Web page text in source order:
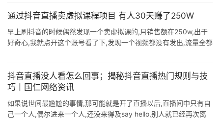
通过抖音直播卖虚拟课程项目 有人30天赚了250W
早上刷抖音的时候偶然发现一个卖虚拟课的,月销售额在250w,出于
好奇心,我就点开这个账号看了下,发现一个视频都没有发出,流量全都
抖音直播没人看怎么回事；揭秘抖音直播热门规则与技
巧丨国仁网络资讯
如果说世间最尴尬的事情,那可能就是开了直播以后,直播间中只有自
己一个人,偶尔进来一个人,还没来得及say hello,别人就已经再次离